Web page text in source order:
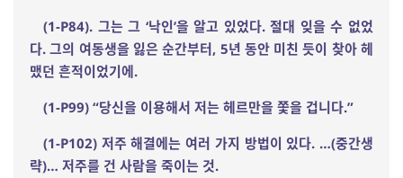
(1-P84). 그는 그 ‘낙인’을 알고 있었다.절대 잊을 수 없었
다.그의 여동생을 잃은 순간부터, 5년 동안 미친 듯이 찾아 헤
맸던 흔적이었기에.
(1-P99) “당신을 이용해서 저는 헤르만을 쫓을 겁니다.”
(1-P102) 저주 해결에는 여러 가지 방법이 있다. …(중간생
략)… 저주를 건 사람을 죽이는 것.